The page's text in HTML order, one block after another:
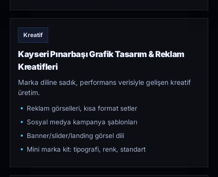
Kreatif
Kayseri Pınarbaşı Grafik Tasarım & Reklam
Kreatifleri
Marka diline sadık, performans verisiyle gelişen kreatif
üretim.
Reklam görselleri, kısa format setler
Sosyal medya kampanya şablonları
Banner/slider/landing görsel dili
Mini marka kit: tipografi, renk, standart